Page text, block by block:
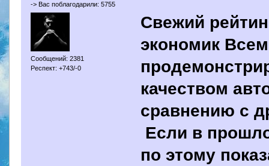
-> Вас поблагодарили: 5755
Сообщений: 2381
Респект: +743/-0
Свежий
экономик
качеством
сравнению с
Если в
по этому